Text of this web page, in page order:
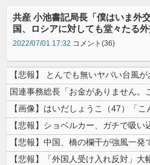
共産 小池書記局長「僕はいま外
国、ロシアに対しても堂々たる
2022/07/01 17:32 コメント(36)
【悲報】 とんでも無いヤバい台風
【画像】はいだしょうこ（47）「
【悲報】ショベルカー、ガチで吸い